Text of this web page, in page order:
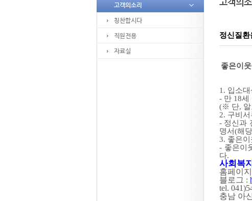
정신질
좋은이
1. 입소대
- 만 18세
(※ 단, 알
2. 구비서
- 정신과
명서(해
3. 좋은이
- 좋은이
다.
사회복
홈페이
블로그 :
tel.
충남 아